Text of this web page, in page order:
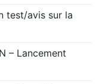
test/avis sur la
– Lancement